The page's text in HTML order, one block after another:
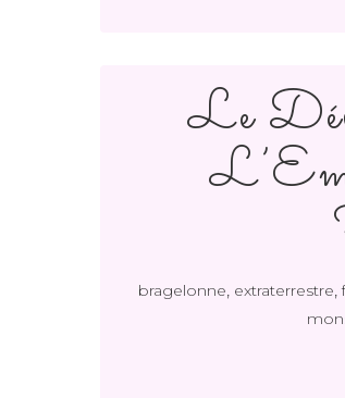
Le
bragelonne, extraterrestre,